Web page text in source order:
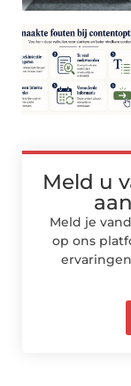
Meld u
Meld je
op ons